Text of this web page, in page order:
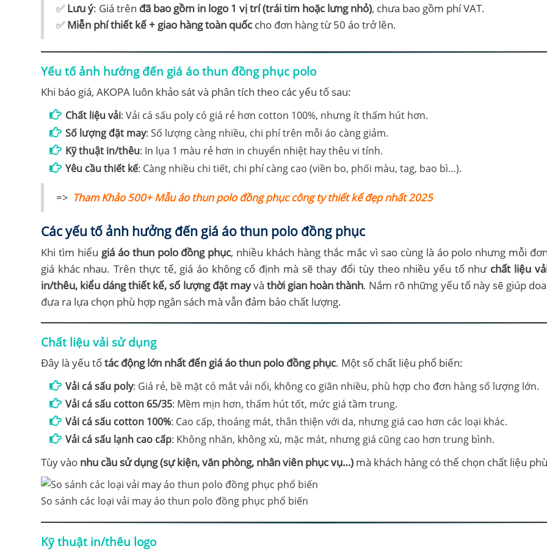
✅ Lưu ý: Giá trên đã bao gồm in logo 1 vị trí (trái tim hoặc lưng nhỏ), chưa bao gồm phí VAT.
✅ Miễn phí thiết kế + giao hàng toàn quốc cho đơn hàng từ 50 áo trở lên.
Yếu tố ảnh hưởng đến giá áo thun đồng phục polo
Khi báo giá, AKOPA luôn khảo sát và phân tích theo các yếu tố sau:
Chất liệu vải: Vải cá sấu poly có giá rẻ hơn cotton 100%, nhưng ít thấm hút hơn.
Số lượng đặt may: Số lượng càng nhiều, chi phí trên mỗi áo càng giảm.
Kỹ thuật in/thêu: In lụa 1 màu rẻ hơn in chuyển nhiệt hay thêu vi tính.
Yêu cầu thiết kế: Càng nhiều chi tiết, chi phí càng cao (viền bo, phối màu, tag, bao bì…).
=> Tham Khảo 500+ Mẫu áo thun polo đồng phục công ty thiết kế đẹp nhất 2025
Các yếu tố ảnh hưởng đến giá áo thun polo đồng phục
Khi tìm hiểu giá áo thun polo đồng phục, nhiều khách hàng thắc mắc vì sao cùng là áo polo nhưng mỗi
giá khác nhau. Trên thực tế, giá áo không cố định mà sẽ thay đổi tùy theo nhiều yếu tố như chất liệu
in/thêu, kiểu dáng thiết kế, số lượng đặt mayvà thời gian hoàn thành. Nắm rõ những yếu tố này sẽ giúp
đưa ra lựa chọn phù hợp ngân sách mà vẫn đảm bảo chất lượng.
Chất liệu vải sử dụng
Đây là yếu tốtác động lớn nhất đến giá áo thun polo đồng phục. Một số chất liệu phổ biến:
Vải cá sấu poly: Giá rẻ, bề mặt có mắt vải nổi, không co giãn nhiều, phù hợp cho đơn hàng số lượng lớn.
Vải cá sấu cotton 65/35: Mềm mịn hơn, thấm hút tốt, mức giá tầm trung.
Vải cá sấu cotton 100%: Cao cấp, thoáng mát, thân thiện với da, nhưng giá cao hơn các loại khác.
Vải cá sấu lạnh cao cấp: Không nhăn, không xù, mặc mát, nhưng giá cũng cao hơn trung bình.
Tùy vào nhu cầu sử dụng (sự kiện, văn phòng, nhân viên phục vụ…) mà khách hàng có thể chọn chất liệu
So sánh các loại vải may áo thun polo đồng phục phổ biến
Kỹ thuật in/thêu logo